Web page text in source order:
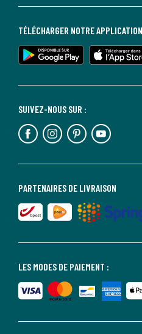
LES MODES DE PAIEMENT :
PARTENAIRES DE LIVRAISON
SUIVEZ-NOUS SUR :
TÉLÉCHARGER NOTRE APPLICATION